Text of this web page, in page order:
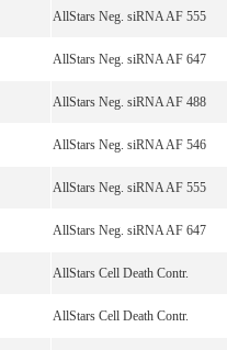
AllStars Neg. siRNA AF 555
AllStars Neg. siRNA AF 647
AllStars Neg. siRNA AF 488
AllStars Neg. siRNA AF 546
AllStars Neg. siRNA AF 555
AllStars Neg. siRNA AF 647
AllStars Cell Death Contr.
AllStars Cell Death Contr.